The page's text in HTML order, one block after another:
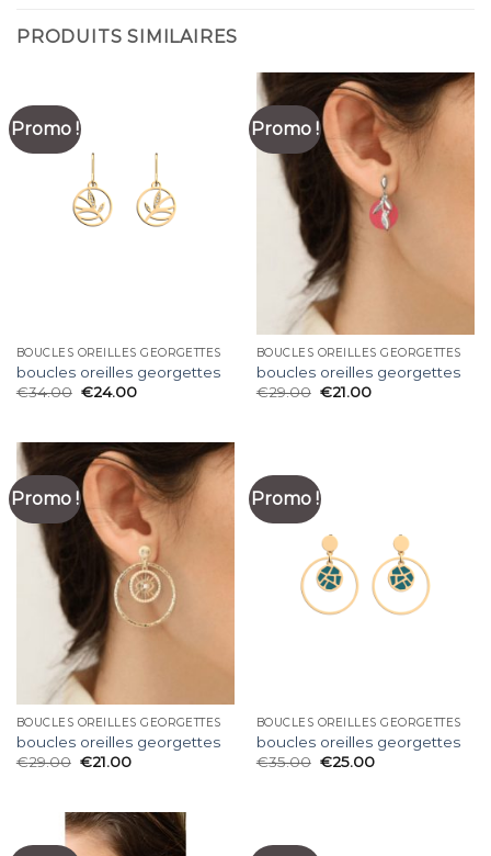
PRODUITS SIMILAIRES
Promo !
BOUCLES OREILLES GEORGETTES
boucles oreilles georgettes
€34.00 €24.00
Promo !
BOUCLES OREILLES GEORGETTES
boucles oreilles georgettes
€29.00 €21.00
Promo !
BOUCLES OREILLES GEORGETTES
boucles oreilles georgettes
€29.00 €21.00
Promo !
BOUCLES OREILLES GEORGETTES
boucles oreilles georgettes
€35.00 €25.00